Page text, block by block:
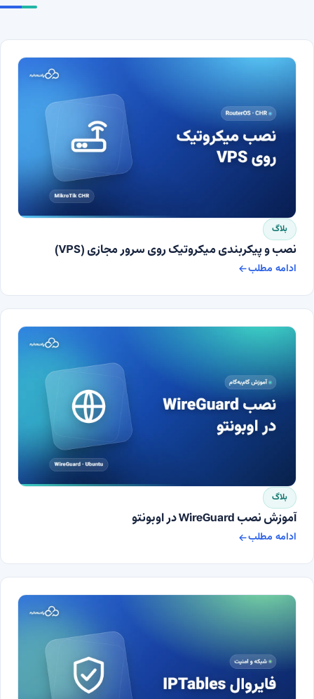
بلاگ
نصب و پیکربندی میکروتیک روی سرور مجازی (VPS)
ادامه مطلب
نصب و پیکربندی میکروتیک روی سرور مجازی (VPS)
بلاگ
آموزش نصب WireGuard در اوبونتو
ادامه مطلب
آموزش نصب WireGuard در اوبونتو